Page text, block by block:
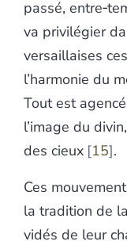
passé,
va privilégier
versaillaises
l’harmonie du
Tout est
l’image du
des cieux 15 .
Ces
la tradition de
vidés de leur